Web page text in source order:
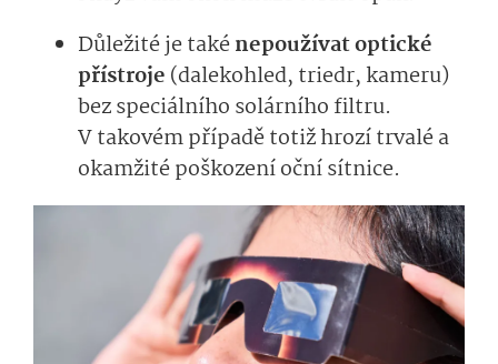
Důležité je takénepoužívat optické
přístroje (dalekohled, triedr, kameru)
bez speciálního solárního filtru.
V takovém případě totiž hrozí trvalé a
okamžité poškození oční sítnice.